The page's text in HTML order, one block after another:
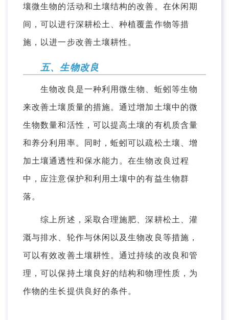
壤微生物的活动和土壤结构的改善。在休闲期
间，可以进行深耕松土、种植覆盖作物等措
施，以进一步改善土壤耕性。
五、生物改良
生物改良是一种利用微生物、蚯蚓等生物
来改善土壤质量的措施。通过增加土壤中的微
生物数量和活性，可以提高土壤的有机质含量
和养分利用率。同时，蚯蚓可以疏松土壤、增
加土壤通透性和保水能力。在生物改良过程
中，应注意保护和利用土壤中的有益生物群
落。
综上所述，采取合理施肥、深耕松土、灌
溉与排水、轮作与休闲以及生物改良等措施，
可以有效改善土壤耕性。通过持续的改良和管
理，可以保持土壤良好的结构和物理性质，为
作物的生长提供良好的条件。